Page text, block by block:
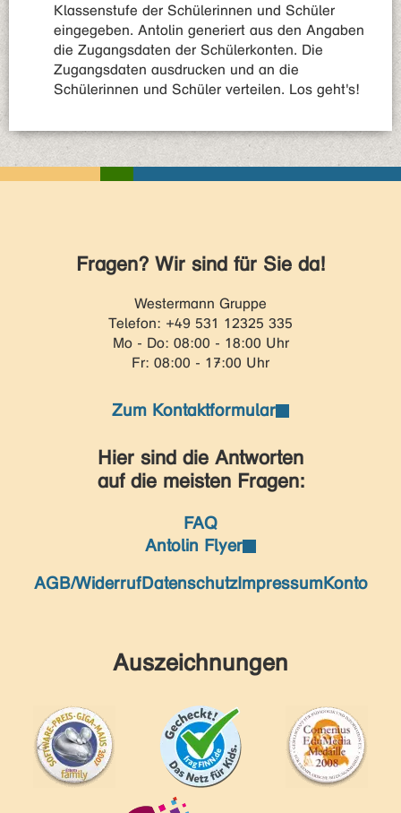
Klassenstufe der Schülerinnen und Schüler
eingegeben. Antolin generiert aus den Angaben
die Zugangsdaten der Schülerkonten. Die
Zugangsdaten ausdrucken und an die
Schülerinnen und Schüler verteilen. Los geht's!